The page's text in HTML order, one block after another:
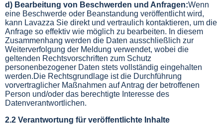
d) Bearbeitung von Beschwerden und Anfragen:Wenn
eine Beschwerde oder Beanstandung veröffentlicht wird,
kann Lavazza Sie direkt und vertraulich kontaktieren, um die
Anfrage so effektiv wie möglich zu bearbeiten. In diesem
Zusammenhang werden die Daten ausschließlich zur
Weiterverfolgung der Meldung verwendet, wobei die
geltenden Rechtsvorschriften zum Schutz
personenbezogener Daten stets vollständig eingehalten
werden.Die Rechtsgrundlage ist die Durchführung
vorvertraglicher Maßnahmen auf Antrag der betroffenen
Person und/oder das berechtigte Interesse des
Datenverantwortlichen.
2.2 Verantwortung für veröffentlichte Inhalte